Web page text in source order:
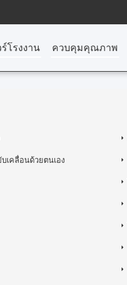
โรงงาน ควบคุมคุณภาพ
เคลื่อนด้วยตนเอง